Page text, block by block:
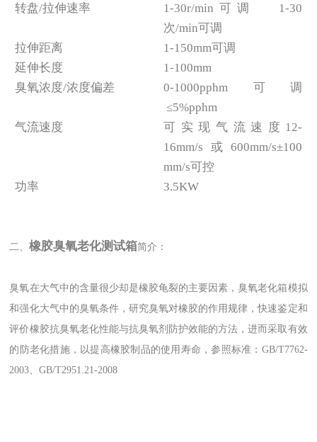
转盘/拉伸速率
1-30r/min可调 1-30
次/min可调
拉伸距离
1-150mm可调
延伸长度
1-100mm
臭氧浓度/浓度偏差
0-1000pphm可调
≤5%pphm
气流速度
可实现气流速度12-
16mm/s或600mm/s±100
mm/s可控
功率
3.5KW
二、橡胶臭氧老化测试箱简介：
臭氧在大气中的含量很少却是橡胶龟裂的主要因素，臭氧老化箱模拟
和强化大气中的臭氧条件，研究臭氧对橡胶的作用规律，快速鉴定和
评价橡胶抗臭氧老化性能与抗臭氧剂防护效能的方法，进而采取有效
的防老化措施，以提高橡胶制品的使用寿命，参照标准：GB/T7762-
2003、GB/T2951.21-2008